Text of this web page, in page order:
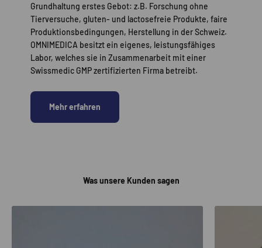
Grundhaltung erstes Gebot: z.B. Forschung ohne
Tierversuche, gluten- und lactosefreie Produkte, faire
Produktionsbedingungen, Herstellung in der Schweiz.
OMNIMEDICA besitzt ein eigenes, leistungsfähiges
Labor, welches sie in Zusammenarbeit mit einer
Swissmedic GMP zertifizierten Firma betreibt.
Mehr erfahren
Was unsere Kunden sagen